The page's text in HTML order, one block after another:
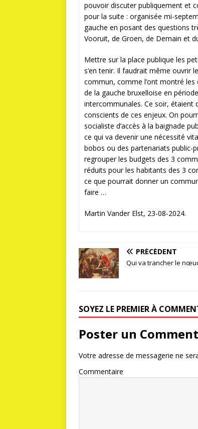
pouvoir discuter publiquement et
pour la suite : organisée mi-
gauche en posant des questions
Vooruit, de Groen, de Demain et
Mettre sur la place publique les
s’en tenir. Il faudrait même ouvrir
commun, comme l’ont montré les
de la gauche bruxelloise en
intercommunales. Ce soir, étaient
conscients de ces enjeux. On
socialiste d’accès à la baignade
ce qui va devenir une nécessité
bobos ou des partenariats public-
regrouper les budgets des 3
réduits pour les habitants des 3
ce que pourrait donner un
faire …
Martin Vander Elst, 23-08-2024.
PRÉCÉDENT
Qui va trancher le
SOYEZ LE PREMIER À
Poster un
Votre adresse de messagerie ne
Commentaire